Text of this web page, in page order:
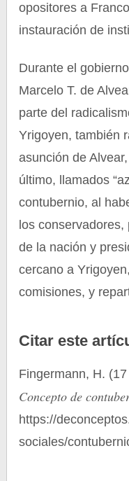
opositores a
instauración de
Durante el
Marcelo T. de
parte del
Yrigoyen, también
asunción de
último, llamados
contubernio, al
los
de la nación y
cercano a
comisiones, y
Citar este
Fingermann, H.
Concepto de
https://
sociales/